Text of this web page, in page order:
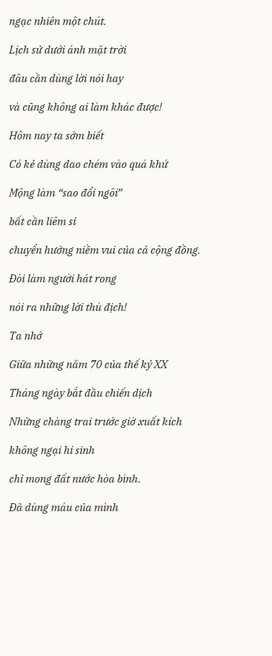
ngạc nhiên một chút.
Lịch sử dưới ánh mặt trời
đâu cần dùng lời nói hay
và cũng không ai làm khác được!
Hôm nay ta sớm biết
Có kẻ dùng dao chém vào quá khứ
Mộng làm “sao đổi ngôi”
bất cần liêm sỉ
chuyển hướng niềm vui của cả cộng đồng.
Đòi làm người hát rong
nói ra những lời thù địch!
Ta nhớ
Giữa những năm 70 của thế kỷ XX
Tháng ngày bắt đầu chiến dịch
Những chàng trai trước giờ xuất kích
không ngại hi sinh
chỉ mong đất nước hòa bình.
Đã dùng máu của mình